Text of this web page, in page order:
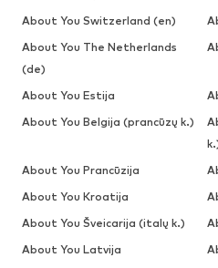
About You Switzerland (en)
About You The Netherlands
(de)
About You Estija
About You Belgija (prancūzų k.)
About You Prancūzija
About You Kroatija
About You Šveicarija (italų k.)
About You Latvija